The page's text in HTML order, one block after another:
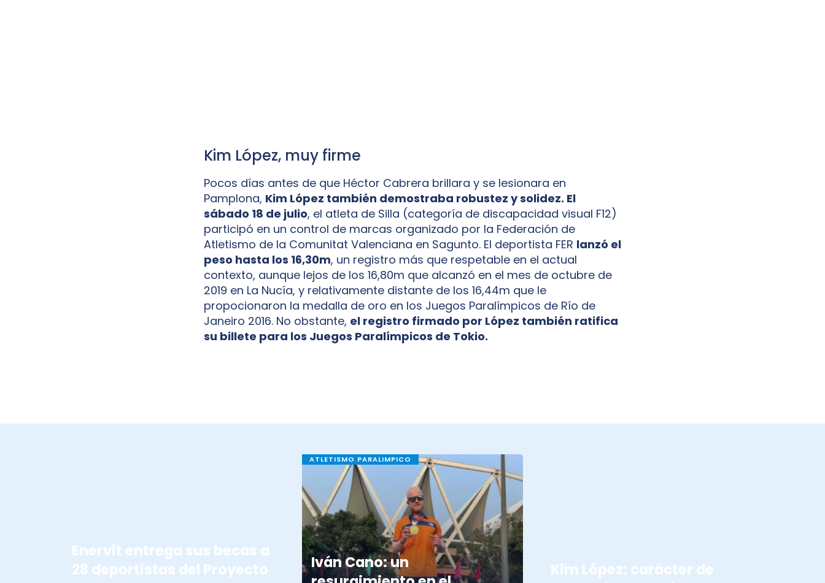
Kim López, muy firme
Pocos días antes de que Héctor Cabrera brillara y se lesionara en
Pamplona, Kim López también demostraba robustez y solidez. El
sábado 18 de julio, el atleta de Silla (categoría de discapacidad visual F12)
participó en un control de marcas organizado por la Federación de
Atletismo de la Comunitat Valenciana en Sagunto. El deportista FER lanzó el
peso hasta los 16,30m, un registro más que respetable en el actual
contexto, aunque lejos de los 16,80m que alcanzó en el mes de octubre de
2019 en La Nucía, y relativamente distante de los 16,44m que le
propocionaron la medalla de oro en los Juegos Paralímpicos de Río de
Janeiro 2016. No obstante, el registro firmado por López también ratifica
su billete para los Juegos Paralímpicos de Tokio.
Enervit entrega sus becas a
28 deportistas del Proyecto
ATLETISMO PARALIMPICO
Iván Cano: un
Kim López: carácter de